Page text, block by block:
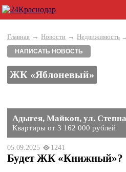
Главная → Новости → Недвижимость
НАПИСАТЬ НОВОСТЬ
ЖК «Яблоневый»
Адыгея, Майкоп, ул.
Квартиры от 3 162 000 рублей
05.09.2025 1241
Будет ЖК «Книжный»?